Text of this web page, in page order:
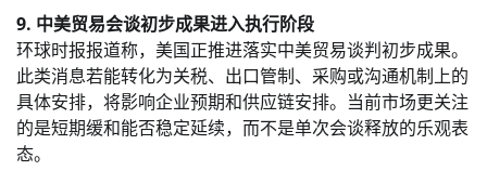
9. 中美贸易会谈初步成果进入执行阶段
环球时报报道称，美国正推进落实中美贸易谈判初步成果。
此类消息若能转化为关税、出口管制、采购或沟通机制上的
具体安排，将影响企业预期和供应链安排。当前市场更关注
的是短期缓和能否稳定延续，而不是单次会谈释放的乐观表
态。